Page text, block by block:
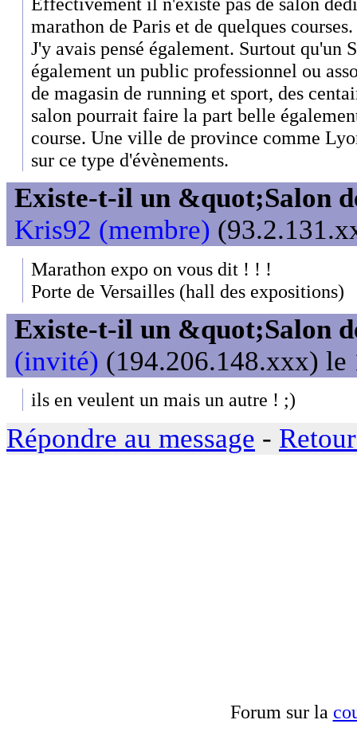
marathon de Paris et de quelques
J'y avais pensé également. Surtout qu'un
également un public professionnel ou
de magasin de running et sport, des
salon pourrait faire la part belle
course. Une ville de province comme
sur ce type d'évènements.
Existe-t-il un &quot;Salon
Kris92 (membre)
Marathon expo on vous dit ! ! !
Porte de Versailles (hall des expositions)
Existe-t-il un &quot;Salon
(invité) (194.206.148.xxx) le
ils en veulent un mais un autre ! ;)
Répondre au message -
Forum sur la